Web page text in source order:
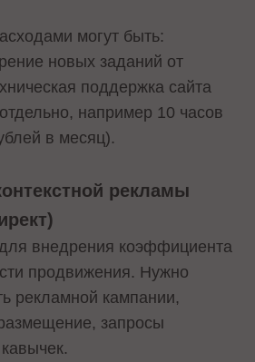
могут быть:
новых заданий от
поддержка сайта
например 10 часов
в месяц).
рекламы
внедрения коэффициента
продвижения. Нужно
рекламной кампании,
запросы